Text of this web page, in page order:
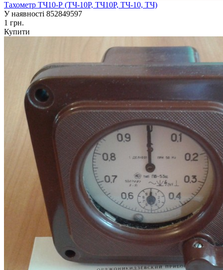
Тахометр ТЧ10-Р (ТЧ-10Р, ТЧ10Р, ТЧ-10, ТЧ)
У наявності 852849597
1 грн.
Купити